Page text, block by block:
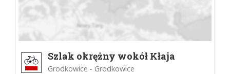
Szlak okrężny wokół Kłaja
Grodkowice - Grodkowice